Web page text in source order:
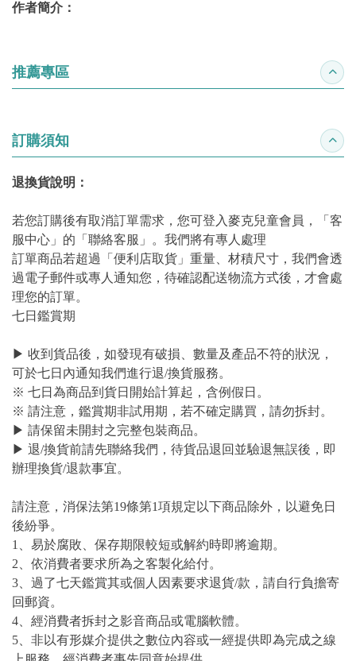
作者簡介：
推薦專區 收合
訂購須知 收合
退換貨說明：
若您訂購後有取消訂單需求，您可登入麥克兒童會員，「客
服中心」的「聯絡客服」。我們將有專人處理
訂單商品若超過「便利店取貨」重量、材積尺寸，我們會透
過電子郵件或專人通知您，待確認配送物流方式後，才會處
理您的訂單。
七日鑑賞期
▶ 收到貨品後，如發現有破損、數量及產品不符的狀況，
可於七日內通知我們進行退/換貨服務。
※ 七日為商品到貨日開始計算起，含例假日。
※ 請注意，鑑賞期非試用期，若不確定購買，請勿拆封。
▶ 請保留未開封之完整包裝商品。
▶ 退/換貨前請先聯絡我們，待貨品退回並驗退無誤後，即
辦理換貨/退款事宜。
請注意，消保法第19條第1項規定以下商品除外，以避免日
後紛爭。
1、易於腐敗、保存期限較短或解約時即將逾期。
2、依消費者要求所為之客製化給付。
3、過了七天鑑賞其或個人因素要求退貨/款，請自行負擔寄
回郵資。
4、經消費者拆封之影音商品或電腦軟體。
5、非以有形媒介提供之數位內容或一經提供即為完成之線